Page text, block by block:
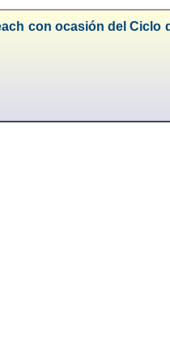
con ocasión del Ciclo